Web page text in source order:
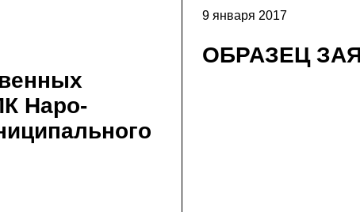
Наро-
9 января 2017
ОБРАЗЕЦ